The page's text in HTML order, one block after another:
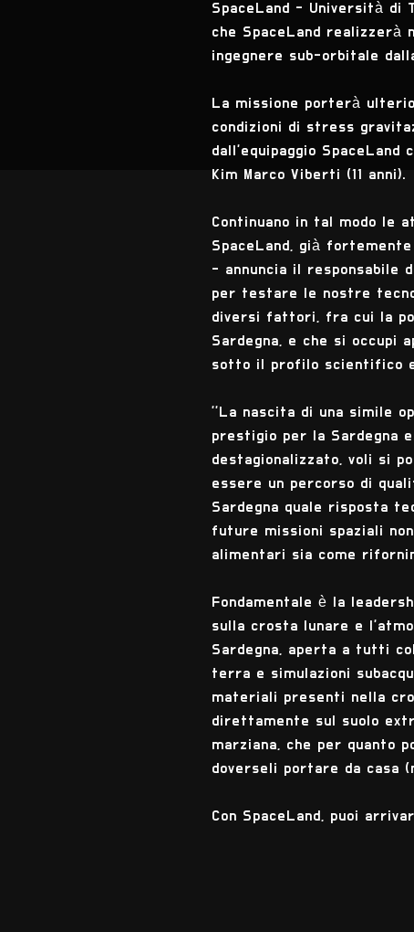
SpaceLand - Università di
che SpaceLand realizzerà
ingegnere sub-orbitale
La missione porterà
condizioni di stress
dall'equipaggio
Kim Marco Viberti (11 anni).
Continuano in tal modo le
SpaceLand, già
- annuncia il responsabile
per testare le nostre
diversi fattori, fra cui la
Sardegna, e che si occupi
sotto il profilo scientifico
''La nascita di una simile
prestigio per la Sardegna
destagionalizzato, voli si
essere un percorso di
Sardegna quale risposta
future missioni spaziali
alimentari sia come
Fondamentale è la
sulla crosta lunare e
Sardegna, aperta a tutti
terra e simulazioni
materiali presenti nella
direttamente sul suolo
marziana, che per quanto
doverseli portare da casa
Con SpaceLand, puoi